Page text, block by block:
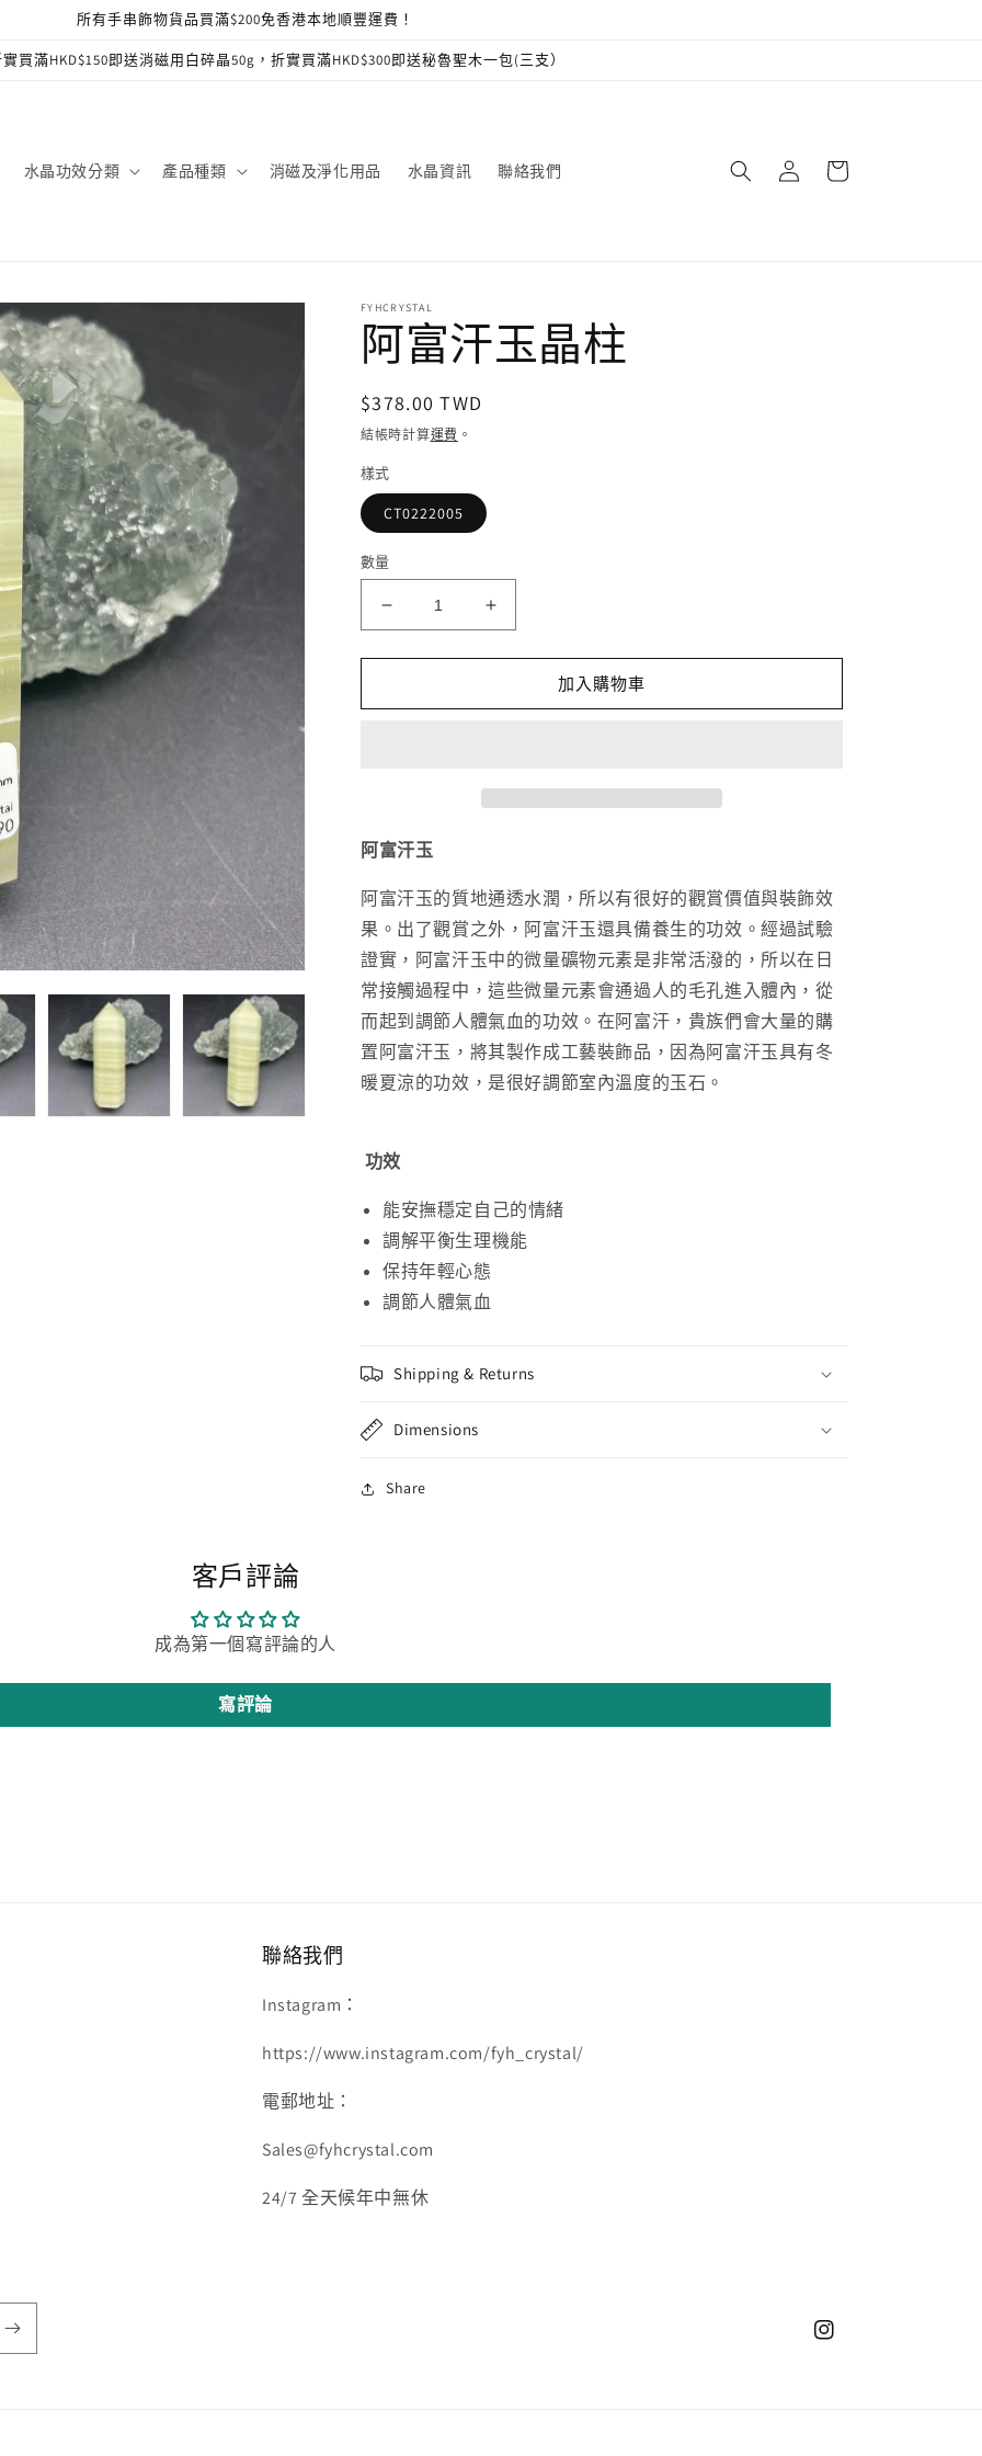
所有手串飾物貨品買滿$200免香港本地順豐運費！
買滿HKD$150即送消磁用白碎晶50g，折實買滿HKD$300即送秘魯聖木一包(三支）
水晶功效分類 產品種類 消磁及淨化用品 水晶資訊 聯絡我們
登
入
物
FYHCRYSTAL
阿富汗玉晶柱
定
價
$378.00 TWD
結帳時計算運費 。
樣式
CT0222005
數量
玉
減
玉
數
加入購物車
阿富汗玉
阿富汗玉的質地通透水潤，所以有很好的觀賞價值與裝飾效
果。出了觀賞之外，阿富汗玉還具備養生的功效。經過試驗
證實，阿富汗玉中的微量礦物元素是非常活潑的，所以在日
常接觸過程中，這些微量元素會通過人的毛孔進入體內，從
而起到調節人體氣血的功效。在阿富汗，貴族們會大量的購
置阿富汗玉，將其製作成工藝裝飾品，因為阿富汗玉具有冬
暖夏涼的功效，是很好調節室內溫度的玉石。
功效
能安撫穩定自己的情緒
調解平衡生理機能
保持年輕心態
調節人體氣血
Shipping & Returns
Dimensions
Share
客戶評論
成為第一個寫評論的人
寫評論
聯絡我們
Instagram：
https://www.instagram.com/fyh_crystal/
電郵地址：
Sales@fyhcrystal.com
24/7 全天候年中無休
Instagram